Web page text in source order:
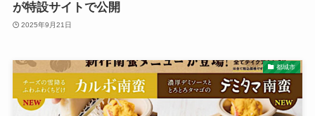
が特設サイトで公開
2025年9月21日
都城市